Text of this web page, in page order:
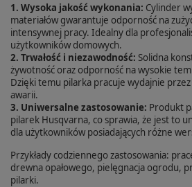
1. Wysoka jakość wykonania: Cylinder
materiałów gwarantuje odporność na
intensywnej pracy. Idealny dla
użytkowników domowych.
2. Trwałość i niezawodność: Solidna
żywotność oraz odporność na wysokie
Dzięki temu pilarka pracuje wydajnie przez
awarii.
3. Uniwersalne zastosowanie: Produkt
pilarek Husqvarna, co sprawia, że jest to
dla użytkowników posiadających różne
Przykłady codziennego zastosowania:
drewna opałowego, pielęgnacja ogrodu,
pilarki.